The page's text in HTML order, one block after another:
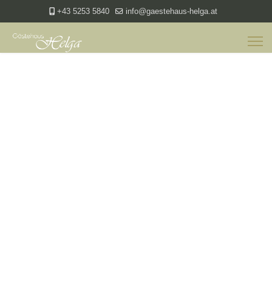
+43 5253 5840 info@gaestehaus-helga.at